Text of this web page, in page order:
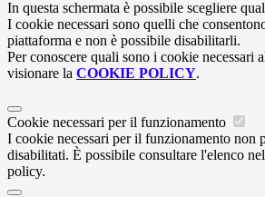
In questa schermata è possibile scegliere
I cookie necessari sono quelli che
piattaforma e non è possibile disabilitarli.
Per conoscere quali sono i cookie necessari
visionare la COOKIE POLICY.
Cookie necessari per il funzionamento
I cookie necessari per il funzionamento non
disabilitati. È possibile consultare l'elenco
policy.